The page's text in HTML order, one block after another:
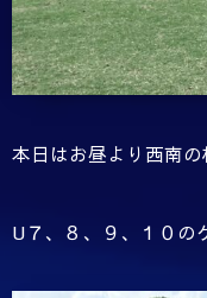
本日はお昼より西南
U７、８、９、１０の